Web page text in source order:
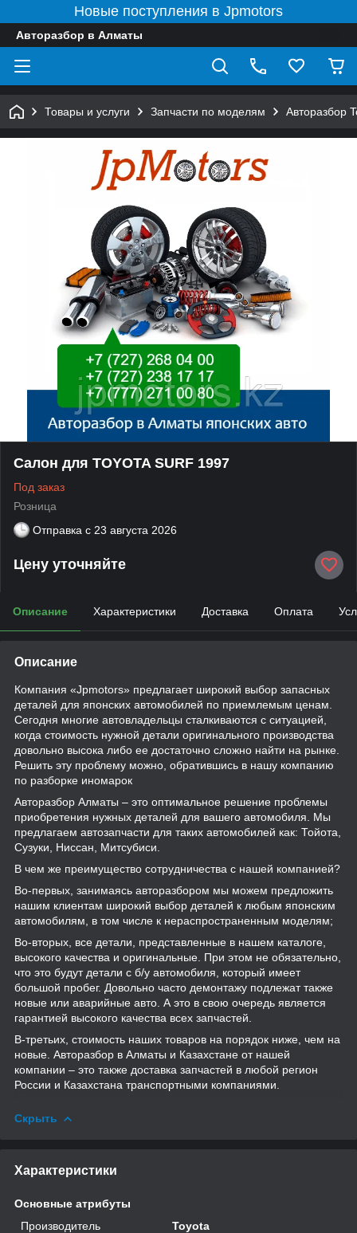
Новые поступления в Jpmotors
Авторазбор в Алматы
Товары и услуги Запчасти по моделям Авторазбор
Салон для TOYOTA SURF 1997
Под заказ
Розница
Отправка с 23 августа 2026
Цену уточняйте
Описание Характеристики Доставка Оплата
Описание
Компания «Jpmotors» предлагает широкий выбор запасных
деталей для японских автомобилей по приемлемым ценам.
Сегодня многие автовладельцы сталкиваются с ситуацией,
когда стоимость нужной детали оригинального производства
довольно высока либо ее достаточно сложно найти на рынке.
Решить эту проблему можно, обратившись в нашу компанию
по разборке иномарок
Авторазбор Алматы – это оптимальное решение проблемы
приобретения нужных деталей для вашего автомобиля. Мы
предлагаем автозапчасти для таких автомобилей как: Тойота,
Сузуки, Ниссан, Митсубиси.
В чем же преимущество сотрудничества с нашей компанией?
Во-первых, занимаясь авторазбором мы можем предложить
нашим клиентам широкий выбор деталей к любым японским
автомобилям, в том числе к нераспространенным моделям;
Во-вторых, все детали, представленные в нашем каталоге,
высокого качества и оригинальные. При этом не обязательно,
что это будут детали с б/у автомобиля, который имеет
большой пробег. Довольно часто демонтажу подлежат также
новые или аварийные авто. А это в свою очередь является
гарантией высокого качества всех запчастей.
В-третьих, стоимость наших товаров на порядок ниже, чем на
новые. Авторазбор в Алматы и Казахстане от нашей
компании – это также доставка запчастей в любой регион
России и Казахстана транспортными компаниями.
Скрыть
Характеристики
Основные атрибуты
Производитель
Toyota